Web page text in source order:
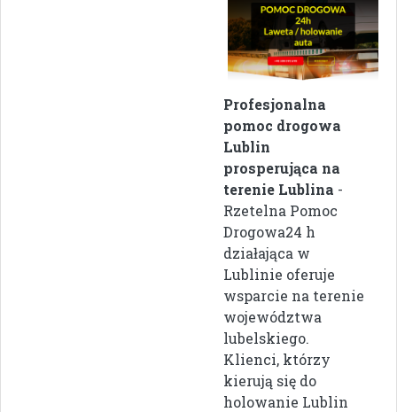
Profesjonalna
pomoc drogowa
Lublin
prosperująca na
terenie Lublina -
Rzetelna Pomoc
Drogowa24 h
działająca w
Lublinie oferuje
wsparcie na terenie
województwa
lubelskiego.
Klienci, którzy
kierują się do
holowanie Lublin